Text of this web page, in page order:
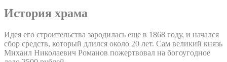
История храма
Идея его строительства зародилась еще в 1868 году, и начался
сбор средств, который длился около 20 лет. Сам великий князь
Михаил Николаевич Романов пожертвовал на богоугодное